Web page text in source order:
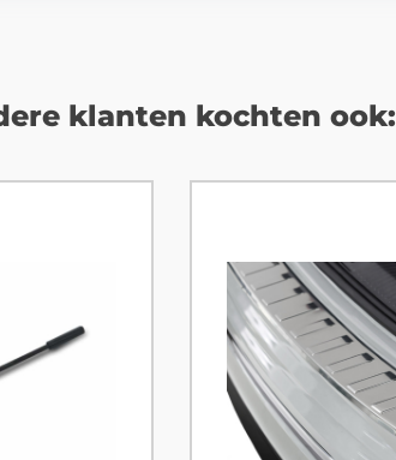
klanten kochten ook: